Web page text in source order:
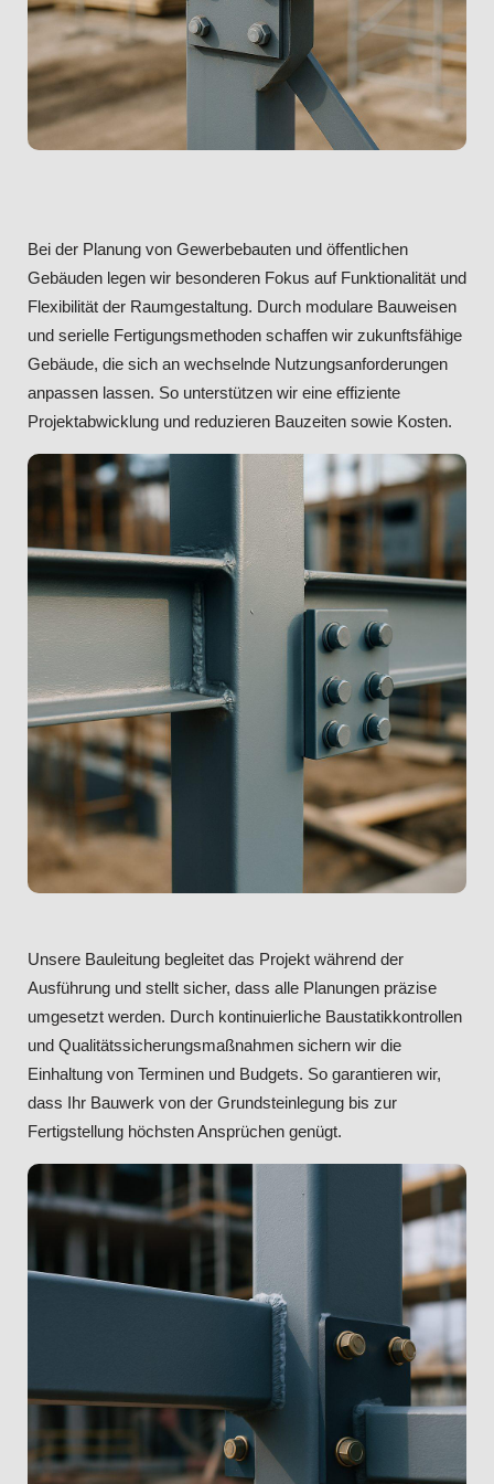
Bei der Planung von Gewerbebauten und öffentlichen
Gebäuden legen wir besonderen Fokus auf Funktionalität und
Flexibilität der Raumgestaltung. Durch modulare Bauweisen
und serielle Fertigungsmethoden schaffen wir zukunftsfähige
Gebäude, die sich an wechselnde Nutzungsanforderungen
anpassen lassen. So unterstützen wir eine effiziente
Projektabwicklung und reduzieren Bauzeiten sowie Kosten.
Unsere Bauleitung begleitet das Projekt während der
Ausführung und stellt sicher, dass alle Planungen präzise
umgesetzt werden. Durch kontinuierliche Baustatikkontrollen
und Qualitätssicherungsmaßnahmen sichern wir die
Einhaltung von Terminen und Budgets. So garantieren wir,
dass Ihr Bauwerk von der Grundsteinlegung bis zur
Fertigstellung höchsten Ansprüchen genügt.